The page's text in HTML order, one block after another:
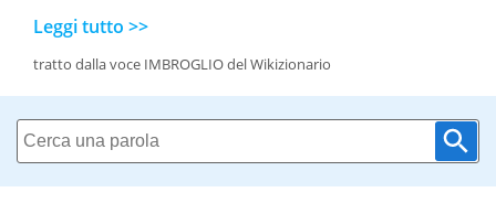
Leggi tutto >>
tratto dalla voce IMBROGLIO del Wikizionario